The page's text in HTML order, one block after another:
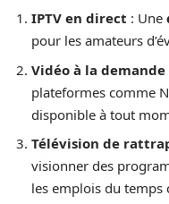
IPTV en direct : Une
pour les amateurs
Vidéo à la demande
plateformes comme
disponible à tout
Télévision de
visionner des
les emplois du temps